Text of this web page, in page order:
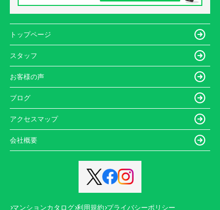
トップページ
スタッフ
お客様の声
ブログ
アクセスマップ
会社概要
マンションカタログ 利用規約 プライバシーポリシー